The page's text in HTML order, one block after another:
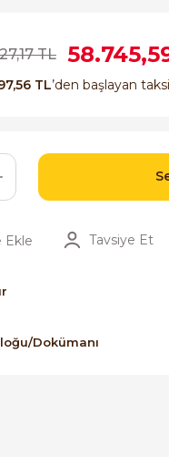
TL
TL’den başlayan
Tavsiye Et
Dokümanı